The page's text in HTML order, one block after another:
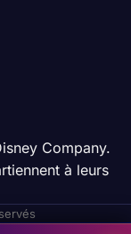
Company.
à leurs